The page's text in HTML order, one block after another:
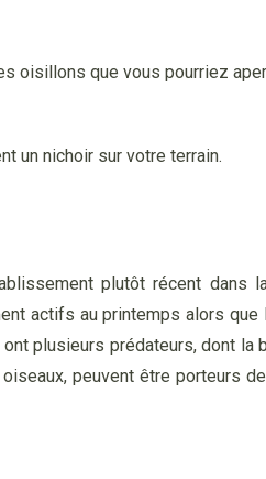
oisillons que vous pourriez
un nichoir sur votre terrain.
plutôt récent dans
actifs au printemps alors
plusieurs prédateurs, dont la
peuvent être porteurs